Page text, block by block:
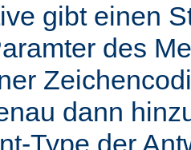
gibt einen
des
dann
Type der